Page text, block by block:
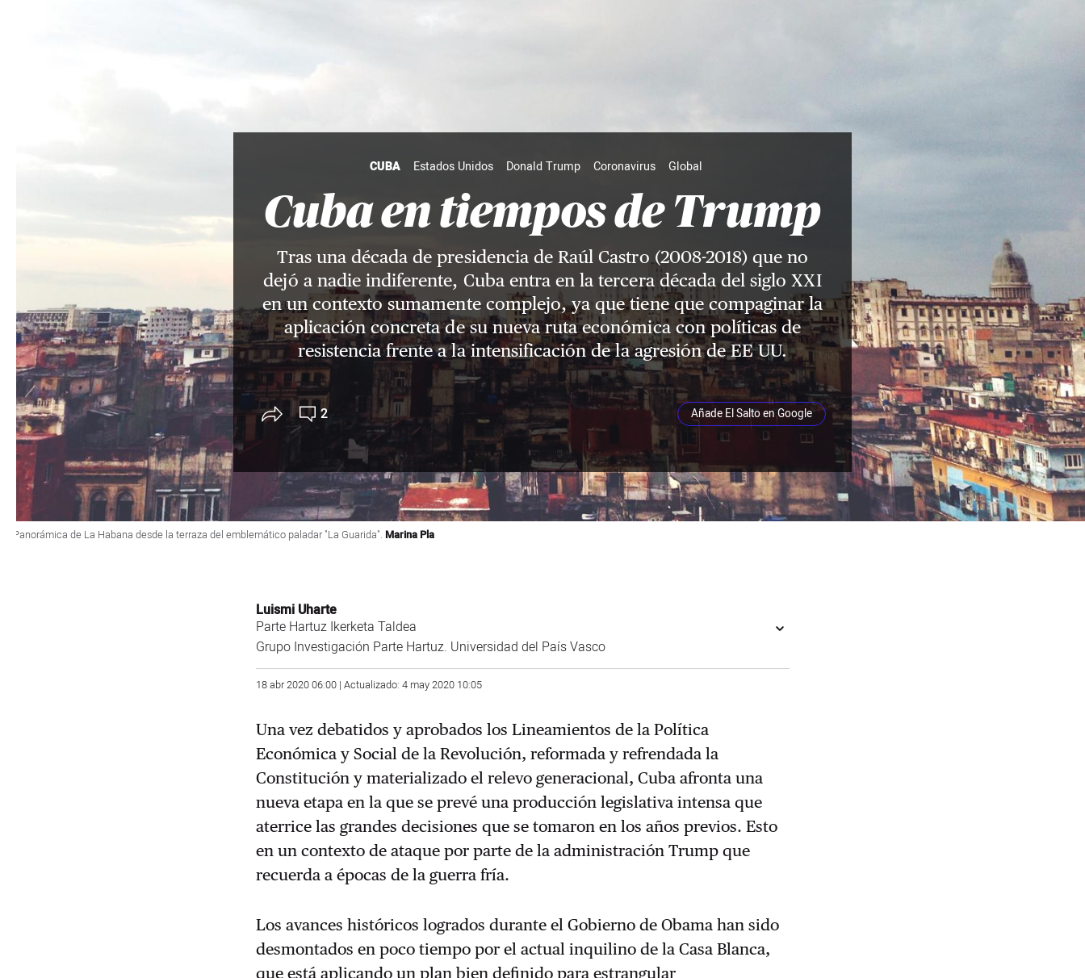
Panorámica de La Habana desde la terraza del emblemático paladar "La Guarida". Marina Pla
CUBA Estados Unidos Donald Trump Coronavirus Global
Cuba en tiempos de Trump
Tras una década de presidencia de Raúl Castro (2008-2018) que no
dejó a nadie indiferente, Cuba entra en la tercera década del siglo XXI
en un contexto sumamente complejo, ya que tiene que compaginar la
aplicación concreta de su nueva ruta económica con políticas de
resistencia frente a la intensificación de la agresión de EE UU.
2 Añade El Salto en Google
Luismi Uharte
Parte Hartuz Ikerketa Taldea
Grupo Investigación Parte Hartuz. Universidad del País Vasco
18 abr 2020 06:00 | Actualizado: 4 may 2020 10:05
Una vez debatidos y aprobados los Lineamientos de la Política
Económica y Social de la Revolución, reformada y refrendada la
Constitución y materializado el relevo generacional, Cuba afronta una
nueva etapa en la que se prevé una producción legislativa intensa que
aterrice las grandes decisiones que se tomaron en los años previos. Esto
en un contexto de ataque por parte de la administración Trump que
recuerda a épocas de la guerra fría.
Los avances históricos logrados durante el Gobierno de Obama han sido
desmontados en poco tiempo por el actual inquilino de la Casa Blanca,
que está aplicando un plan bien definido para estrangular